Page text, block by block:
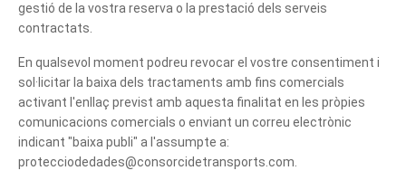
gestió de la vostra reserva o la prestació dels serveis
contractats.
En qualsevol moment podreu revocar el vostre consentiment i
sol·licitar la baixa dels tractaments amb fins comercials
activant l'enllaç previst amb aquesta finalitat en les pròpies
comunicacions comercials o enviant un correu electrònic
indicant "baixa publi" a l'assumpte a:
protecciodedades@consorcidetransports.com.